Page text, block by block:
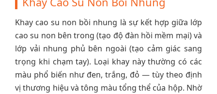
Khay cao su non bồi nhung là sự kết hợp giữa lớp
cao su non bên trong (tạo độ đàn hồi mềm mại) và
lớp vải nhung phủ bên ngoài (tạo cảm giác sang
trọng khi chạm tay). Loại khay này thường có các
màu phổ biến như đen, trắng, đỏ — tùy theo định
vị thương hiệu và tông màu tổng thể của hộp. Nhờ